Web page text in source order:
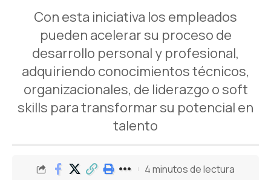
Con esta iniciativa los empleados
pueden acelerar su proceso de
desarrollo personal y profesional,
adquiriendo conocimientos técnicos,
organizacionales, de liderazgo o soft
skills para transformar su potencial en
talento
4 minutos de lectura